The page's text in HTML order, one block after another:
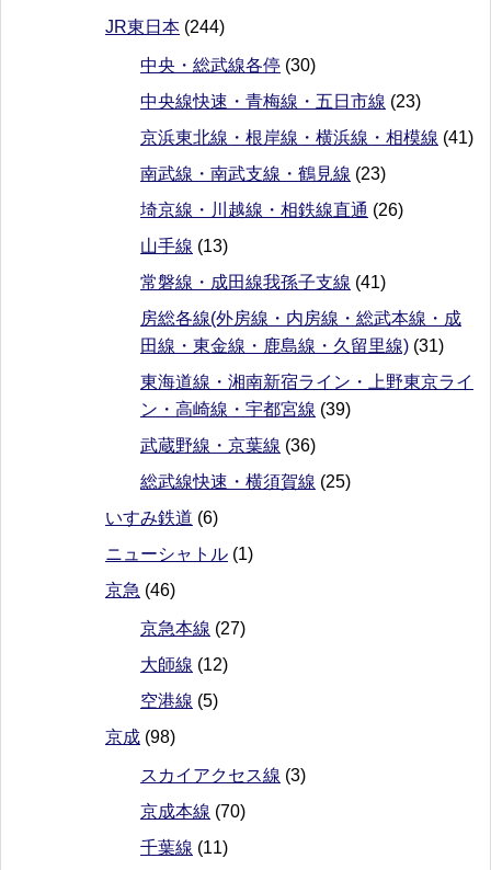
JR東日本 (244)
中央・総武線各停 (30)
中央線快速・青梅線・五日市線 (23)
京浜東北線・根岸線・横浜線・相模線 (41)
南武線・南武支線・鶴見線 (23)
埼京線・川越線・相鉄線直通 (26)
山手線 (13)
常磐線・成田線我孫子支線 (41)
房総各線(外房線・内房線・総武本線・成
田線・東金線・鹿島線・久留里線) (31)
東海道線・湘南新宿ライン・上野東京ライ
ン・高崎線・宇都宮線 (39)
武蔵野線・京葉線 (36)
総武線快速・横須賀線 (25)
いすみ鉄道 (6)
ニューシャトル (1)
京急 (46)
京急本線 (27)
大師線 (12)
空港線 (5)
京成 (98)
スカイアクセス線 (3)
京成本線 (70)
千葉線 (11)